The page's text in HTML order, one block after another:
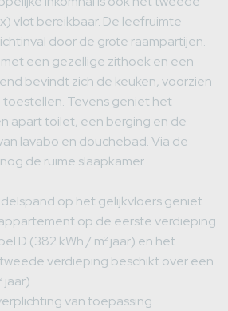
vlot bereikbaar. De leefruimte
door de grote raampartijen.
een gezellige zithoek en een
bevindt zich de keuken, voorzien
Tevens geniet het
apart toilet, een berging en de
lavabo en douchebad. Via de
de ruime slaapkamer.
op het gelijkvloers geniet
op de eerste verdieping
D (382 kWh / m² jaar) en het
verdieping beschikt over een
jaar).
van toepassing.